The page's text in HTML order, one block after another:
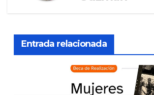
Entrada relacionada